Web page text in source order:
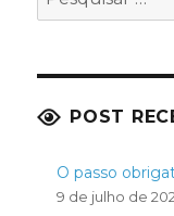
POST
O passo
9 de julho de